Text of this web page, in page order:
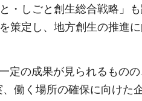
・しごと創生総合戦略」
策定し、地方創生の推進に
定の成果が見られるもの
働く場所の確保に向けた